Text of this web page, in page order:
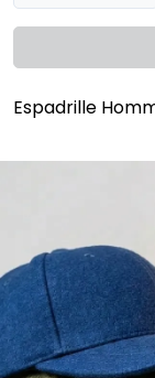
Espadrille